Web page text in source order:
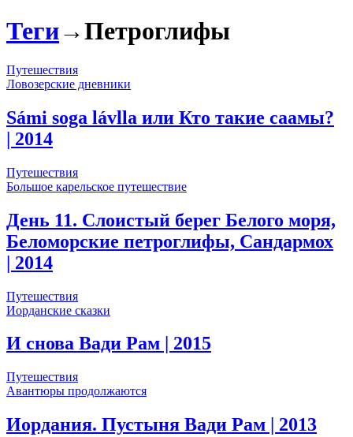
Теги→Петроглифы
Путешествия
Ловозерские дневники
Sámi soga lávlla или Кто такие саамы?
| 2014
Путешествия
Большое карельское путешествие
День 11. Слоистый берег Белого моря,
Беломорские петроглифы, Сандармох
| 2014
Путешествия
Иорданские сказки
И снова Вади Рам | 2015
Путешествия
Авантюры продолжаются
Иордания. Пустыня Вади Рам | 2013